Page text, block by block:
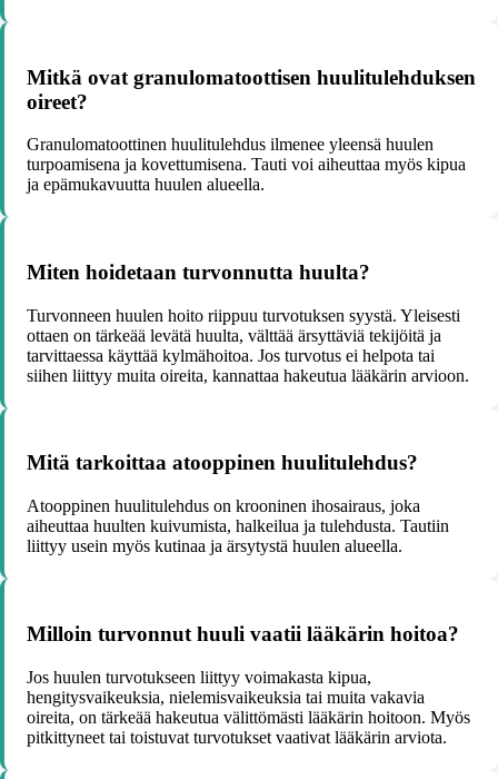
Mitkä ovat granulomatoottisen huulitulehduksen
oireet?
Granulomatoottinen huulitulehdus ilmenee yleensä huulen
turpoamisena ja kovettumisena. Tauti voi aiheuttaa myös kipua
ja epämukavuutta huulen alueella.
Miten hoidetaan turvonnutta huulta?
Turvonneen huulen hoito riippuu turvotuksen syystä. Yleisesti
ottaen on tärkeää levätä huulta, välttää ärsyttäviä tekijöitä ja
tarvittaessa käyttää kylmähoitoa. Jos turvotus ei helpota tai
siihen liittyy muita oireita, kannattaa hakeutua lääkärin arvioon.
Mitä tarkoittaa atooppinen huulitulehdus?
Atooppinen huulitulehdus on krooninen ihosairaus, joka
aiheuttaa huulten kuivumista, halkeilua ja tulehdusta. Tautiin
liittyy usein myös kutinaa ja ärsytystä huulen alueella.
Milloin turvonnut huuli vaatii lääkärin hoitoa?
Jos huulen turvotukseen liittyy voimakasta kipua,
hengitysvaikeuksia, nielemisvaikeuksia tai muita vakavia
oireita, on tärkeää hakeutua välittömästi lääkärin hoitoon. Myös
pitkittyneet tai toistuvat turvotukset vaativat lääkärin arviota.